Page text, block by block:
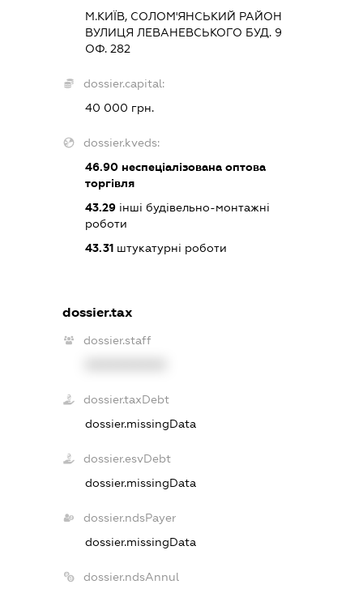
М.КИЇВ, СОЛОМ'ЯНСЬКИЙ РАЙОН
ВУЛИЦЯ ЛЕВАНЕВСЬКОГО БУД. 9
ОФ. 282
dossier.capital:
40 000 грн.
dossier.kveds:
46.90неспеціалізована оптова
торгівля
43.29інші будівельно-монтажні
роботи
43.31штукатурні роботи
dossier.tax
dossier.staff
dossier.taxDebt
dossier.missingData
dossier.esvDebt
dossier.missingData
dossier.ndsPayer
dossier.missingData
dossier.ndsAnnul